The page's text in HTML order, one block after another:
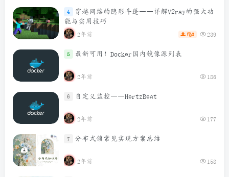
4
穿越网络的隐形斗篷——详解V2ray的强大功
能与实用技巧
2年前 3 239
5 最新可用！Docker国内镜像源列表
2年前 186
6 自定义监控——HertzBeat
2年前 177
7 分布式锁常见实现方案总结
2年前 158